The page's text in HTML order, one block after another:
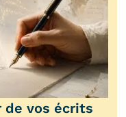
de vos écrits